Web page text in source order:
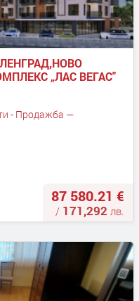
„ЛАС ВЕГАС"
- Продажба —
87 580.21 €
/ 171,292 лв.